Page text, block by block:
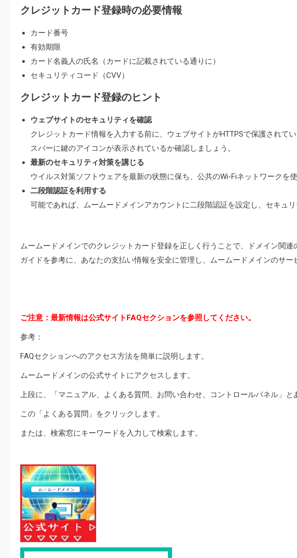
クレジットカード登録時の必要情報
カード番号
有効期限
カード名義人の氏名（カードに記載されている通りに）
セキュリティコード（CVV）
クレジットカード登録のヒント
ウェブサイトのセキュリティを確認
クレジットカード情報を入力する前に、ウェブサイトがHTTPSで保護されて
スバーに鍵のアイコンが表示されているか確認しましょう。
最新のセキュリティ対策を講じる
ウイルス対策ソフトウェアを最新の状態に保ち、公共のWi-Fiネットワークを
二段階認証を利用する
可能であれば、ムームードメインアカウントに二段階認証を設定し、セキュリ
ムームードメインでのクレジットカード登録を正しく行うことで、ドメイン関
ガイドを参考に、あなたの支払い情報を安全に管理し、ムームードメインのサー
ご注意：最新情報は公式サイトFAQセクションを参照してください。
参考：
FAQセクションへのアクセス方法を簡単に説明します。
ムームードメインの公式サイトにアクセスします。
上段に、「マニュアル、よくある質問、お問い合わせ、コントロールパネル」と
この「よくある質問」をクリックします。
または、検索窓にキーワードを入力して検索します。